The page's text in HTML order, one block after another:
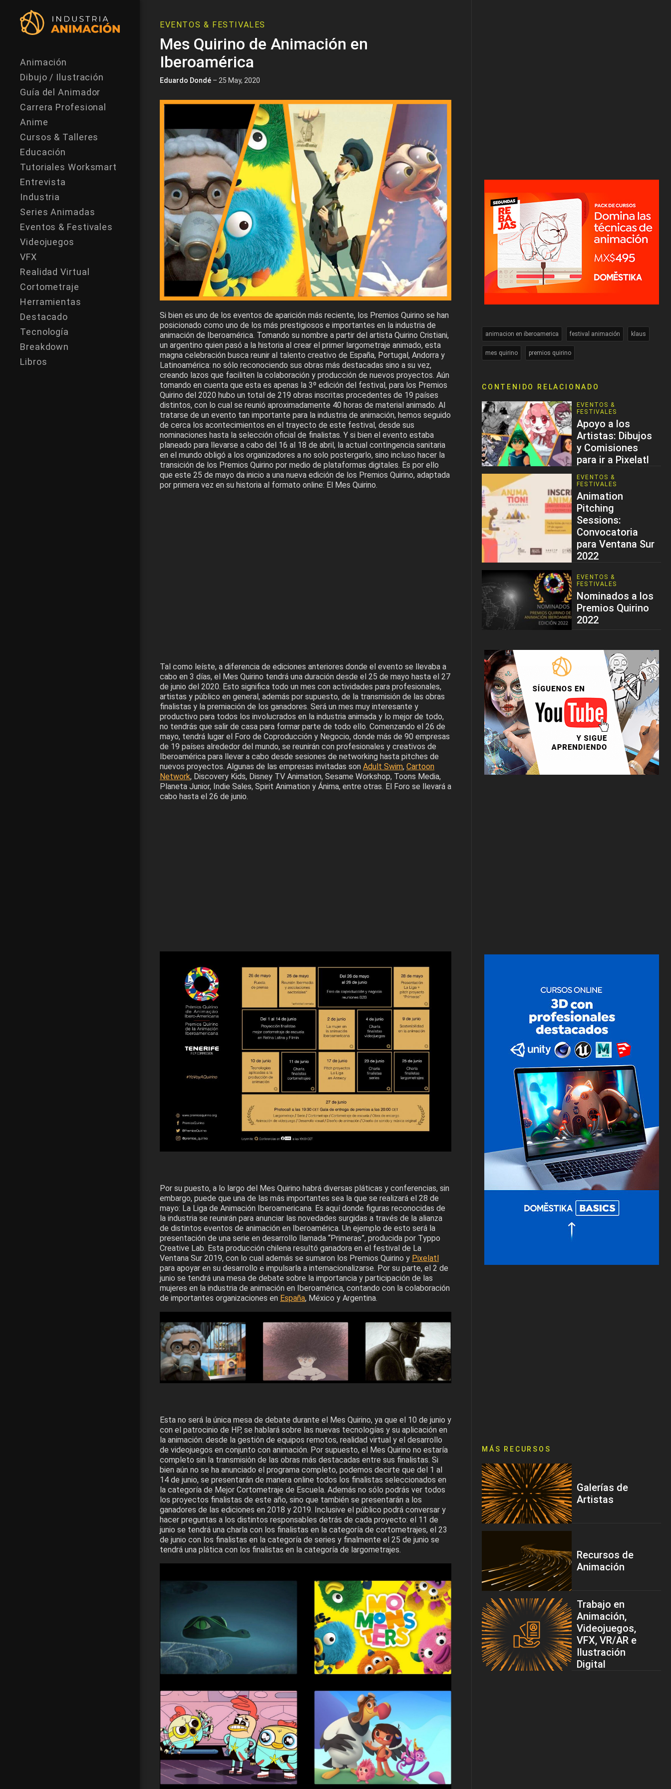
Animación
Dibujo / Ilustración
Guía del Animador
Carrera Profesional
Anime
Cursos & Talleres
Educación
Tutoriales Worksmart
Entrevista
Industria
Series Animadas
Eventos & Festivales
Videojuegos
VFX
Realidad Virtual
Cortometraje
Herramientas
Destacado
Tecnología
Breakdown
Libros
EVENTOS & FESTIVALES
Mes Quirino de Animación en
Iberoamérica
Eduardo Dondé – 25 May, 2020
Si bien es uno de los eventos de aparición más reciente, los Premios Quirino se han
posicionado como uno de los más prestigiosos e importantes en la industria de
animación de Iberoamérica. Tomando su nombre a partir del artista Quirino Cristiani,
un argentino quien pasó a la historia al crear el primer largometraje animado, esta
magna celebración busca reunir al talento creativo de España, Portugal, Andorra y
Latinoamérica: no sólo reconociendo sus obras más destacadas sino a su vez,
creando lazos que faciliten la colaboración y producción de nuevos proyectos. Aún
tomando en cuenta que esta es apenas la 3º edición del festival, para los Premios
Quirino del 2020 hubo un total de 219 obras inscritas procedentes de 19 países
distintos, con lo cual se reunió aproximadamente 40 horas de material animado. Al
tratarse de un evento tan importante para la industria de animación, hemos seguido
de cerca los acontecimientos en el trayecto de este festival, desde sus
nominaciones hasta la selección oficial de finalistas. Y si bien el evento estaba
planeado para llevarse a cabo del 16 al 18 de abril, la actual contingencia sanitaria
en el mundo obligó a los organizadores a no solo postergarlo, sino incluso hacer la
transición de los Premios Quirino por medio de plataformas digitales. Es por ello
que este 25 de mayo da inicio a una nueva edición de los Premios Quirino, adaptada
por primera vez en su historia al formato online: El Mes Quirino.
Tal como leíste, a diferencia de ediciones anteriores donde el evento se llevaba a
cabo en 3 días, el Mes Quirino tendrá una duración desde el 25 de mayo hasta el 27
de junio del 2020. Esto significa todo un mes con actividades para profesionales,
artistas y público en general, además por supuesto, de la transmisión de las obras
finalistas y la premiación de los ganadores. Será un mes muy interesante y
productivo para todos los involucrados en la industria animada y lo mejor de todo,
no tendrás que salir de casa para formar parte de todo ello. Comenzando el 26 de
mayo, tendrá lugar el Foro de Coproducción y Negocio, donde más de 90 empresas
de 19 países alrededor del mundo, se reunirán con profesionales y creativos de
Iberoamérica para llevar a cabo desde sesiones de networking hasta pitches de
nuevos proyectos. Algunas de las empresas invitadas son Adult Swim, Cartoon
Network, Discovery Kids, Disney TV Animation, Sesame Workshop, Toons Media,
Planeta Junior, Indie Sales, Spirit Animation y Ánima, entre otras. El Foro se llevará a
cabo hasta el 26 de junio.
Por su puesto, a lo largo del Mes Quirino habrá diversas pláticas y conferencias, sin
embargo, puede que una de las más importantes sea la que se realizará el 28 de
mayo: La Liga de Animación Iberoamericana. Es aquí donde figuras reconocidas de
la industria se reunirán para anunciar las novedades surgidas a través de la alianza
de distintos eventos de animación en Iberoamérica. Un ejemplo de esto será la
presentación de una serie en desarrollo llamada “Primeras”, producida por Typpo
Creative Lab. Esta producción chilena resultó ganadora en el festival de La
Ventana Sur 2019, con lo cual además se sumaron los Premios Quirino y Pixelatl
para apoyar en su desarrollo e impulsarla a internacionalizarse. Por su parte, el 2 de
junio se tendrá una mesa de debate sobre la importancia y participación de las
mujeres en la industria de animación en Iberoamérica, contando con la colaboración
de importantes organizaciones en España, México y Argentina.
Esta no será la única mesa de debate durante el Mes Quirino, ya que el 10 de junio y
con el patrocinio de HP, se hablará sobre las nuevas tecnologías y su aplicación en
la animación: desde la gestión de equipos remotos, realidad virtual y el desarrollo
de videojuegos en conjunto con animación. Por supuesto, el Mes Quirino no estaría
completo sin la transmisión de las obras más destacadas entre sus finalistas. Si
bien aún no se ha anunciado el programa completo, podemos decirte que del 1 al
14 de junio, se presentarán de manera online todos los finalistas seleccionados en
la categoría de Mejor Cortometraje de Escuela. Además no sólo podrás ver todos
los proyectos finalistas de este año, sino que también se presentarán a los
ganadores de las ediciones en 2018 y 2019. Inclusive el público podrá conversar y
hacer preguntas a los distintos responsables detrás de cada proyecto: el 11 de
junio se tendrá una charla con los finalistas en la categoría de cortometrajes, el 23
de junio con los finalistas en la categoría de series y finalmente el 25 de junio se
tendrá una plática con los finalistas en la categoría de largometrajes.
animacion en iberoamerica festival animación klaus
mes quirino premios quirino
CONTENIDO RELACIONADO
EVENTOS &
FESTIVALES
Apoyo a los
Artistas: Dibujos
y Comisiones
para ir a Pixelatl
EVENTOS &
FESTIVALES
Animation
Pitching
Sessions:
Convocatoria
para Ventana Sur
2022
EVENTOS &
FESTIVALES
Nominados a los
Premios Quirino
2022
MÁS RECURSOS
Galerías de
Artistas
Recursos de
Animación
Trabajo en
Animación,
Videojuegos,
VFX, VR/AR e
Ilustración
Digital